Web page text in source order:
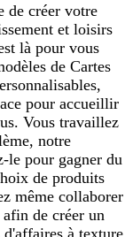
de créer votre
et loisirs
là pour vous
de Cartes
pour accueillir
Vous travaillez
notre
le pour gagner du
de produits
même collaborer
de créer un
à texture